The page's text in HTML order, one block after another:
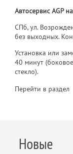
Автосервис AGP
СПб, ул.
без выходных.
Установка или
40 минут
стекло).
Перейти в раздел
Новые